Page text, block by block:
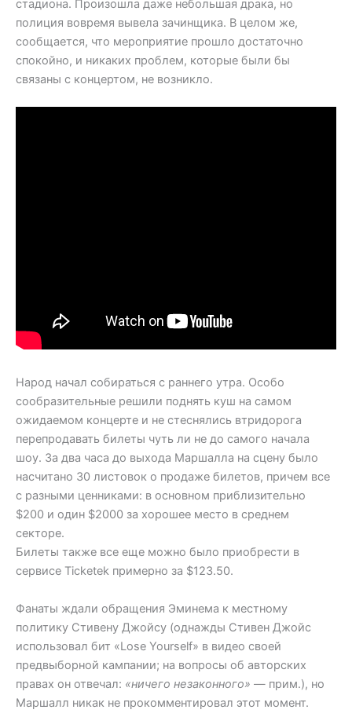
стадиона. Произошла даже небольшая драка, но
полиция вовремя вывела зачинщика. В целом же,
сообщается, что мероприятие прошло достаточно
спокойно, и никаких проблем, которые были бы
связаны с концертом, не возникло.
Народ начал собираться с раннего утра. Особо
сообразительные решили поднять куш на самом
ожидаемом концерте и не стеснялись втридорога
перепродавать билеты чуть ли не до самого начала
шоу. За два часа до выхода Маршалла на сцену было
насчитано 30 листовок о продаже билетов, причем все
с разными ценниками: в основном приблизительно
$200 и один $2000 за хорошее место в среднем
секторе.
Билеты также все еще можно было приобрести в
сервисе Ticketek примерно за $123.50.
Фанаты ждали обращения Эминема к местному
политику Стивену Джойсу (однажды Стивен Джойс
использовал бит «Lose Yourself» в видео своей
предвыборной кампании; на вопросы об авторских
правах он отвечал: «ничего незаконного» — прим.), но
Маршалл никак не прокомментировал этот момент.